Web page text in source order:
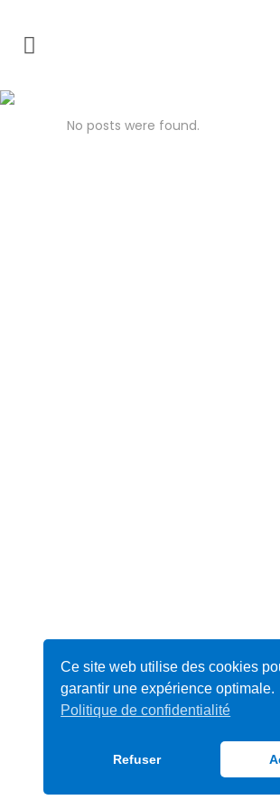
No posts were found.
Ce site web utilise des cookies
garantir une expérience optimale.
Politique de confidentialité
Refuser